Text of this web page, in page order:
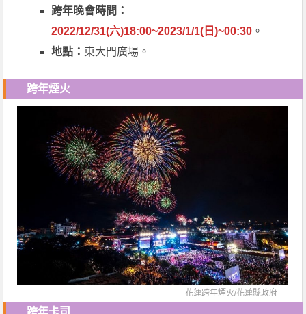
跨年晚會時間：
2022/12/31(六)18:00~2023/1/1(日)~00:30 。
地點： 東大門廣場。
跨年煙火
花蓮跨年煙火/花蓮縣政府